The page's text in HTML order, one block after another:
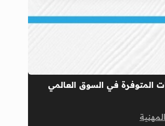
المتوفرة في السوق العالمي